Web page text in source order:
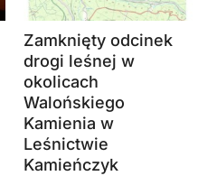
Zamknięty odcinek
drogi leśnej w
okolicach
Walońskiego
Kamienia w
Leśnictwie
Kamieńczyk